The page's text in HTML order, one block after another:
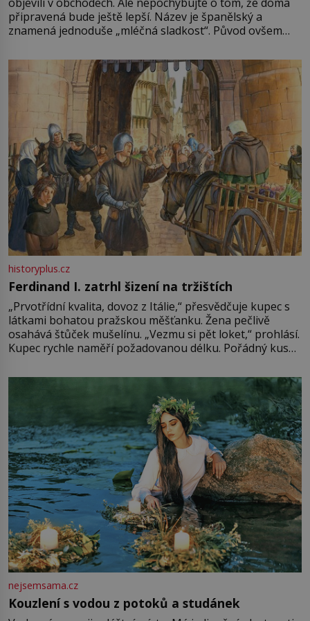
připravená bude ještě lepší. Název je španělský a
znamená jednoduše „mléčná sladkost“. Původ ovšem
pře hned několik latinskoamerických zemí a k tomu
Francie, kde se traduje,
historyplus.cz
Ferdinand I. zatrhl šizení na tržištích
„Prvotřídní kvalita, dovoz z Itálie,“ přesvědčuje kupec s
látkami bohatou pražskou měšťanku. Žena pečlivě
osahává štůček mušelínu. „Vezmu si pět loket,“ prohlásí.
Kupec rychle naměří požadovanou délku. Pořádný kus
milostpaní. Stačí jenom na sukni,“ zhodnotí švadlena
množství růžového mušelínu. „Ošidili vás, podívejte.“
Vezme do ruky dřevěnou
nejsemsama.cz
Kouzlení s vodou z potoků a studánek